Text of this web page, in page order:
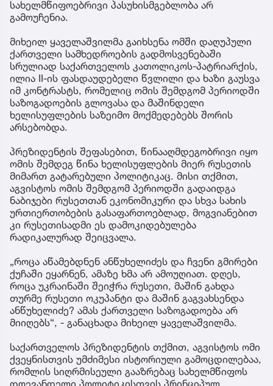
სახელმწიფოებრივი პასუხისმგებლობა არ
გამოუჩენია.
მიხეილ ყაველაშვილმა გაიხსენა ომში დაღუპული
ქართველი სამხედროების გადმოსვენებაში
სრულიად საქართველოს კათოლიკოს-პატრიარქის,
ილია II-ის ფასდაუდებელი წვლილი და ხაზი გაუსვა
იმ კონტრასტს, რომელიც ომის შემდგომ პერიოდში
საზოგადოების გლოვასა და მაშინდელი
ხელისუფლების საზეიმო მოქმედებებს შორის
არსებობდა.
პრეზიდენტის შეფასებით, წინააღმდეგობრივი იყო
ომის შემდეგ წინა ხელისუფლების მიერ რუსეთის
მიმართ გატარებული პოლიტიკაც. მისი თქმით,
აგვისტოს ომის შემდგომ პერიოდში გადაიდგა
ნაბიჯები რუსეთთან ეკონომიკური და სხვა სახის
ურთიერთობების გასაფართოებლად, მოგვიანებით
კი რუსეთისადმი ეს დამოკიდებულება
რადიკალურად შეიცვალა.
„როცა აწამებდნენ ანწუხელიძეს და ჩვენი გმირები
ქუჩაში ეყარნენ, ამაზე ხმა არ ამოუღიათ. დღეს,
როცა უკრაინაში შეიჭრა რუსეთი, მაშინ გახდა
თურმე რუსეთი ოკუპანტი და მაშინ გაგვახსენდა
ანწუხელიძე? ამას ქართველი საზოგადოება არ
მიიღებს“, - განაცხადა მიხეილ ყაველაშვილმა.
საქართველოს პრეზიდენტის თქმით, აგვისტოს ომი
ქვეყნისთვის უმძიმესი ისტორიული გამოცდილებაა,
რომლის სიღრმისეული გააზრებაც სახელმწიფოს